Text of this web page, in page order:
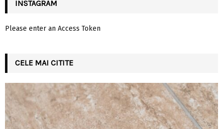
INSTAGRAM
Please enter an Access Token
CELE MAI CITITE